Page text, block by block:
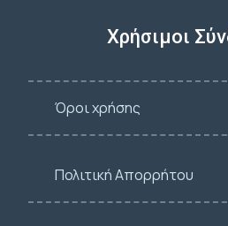
Χρήσιμοι
Όροι χρήσης
Πολιτική Απορρήτου